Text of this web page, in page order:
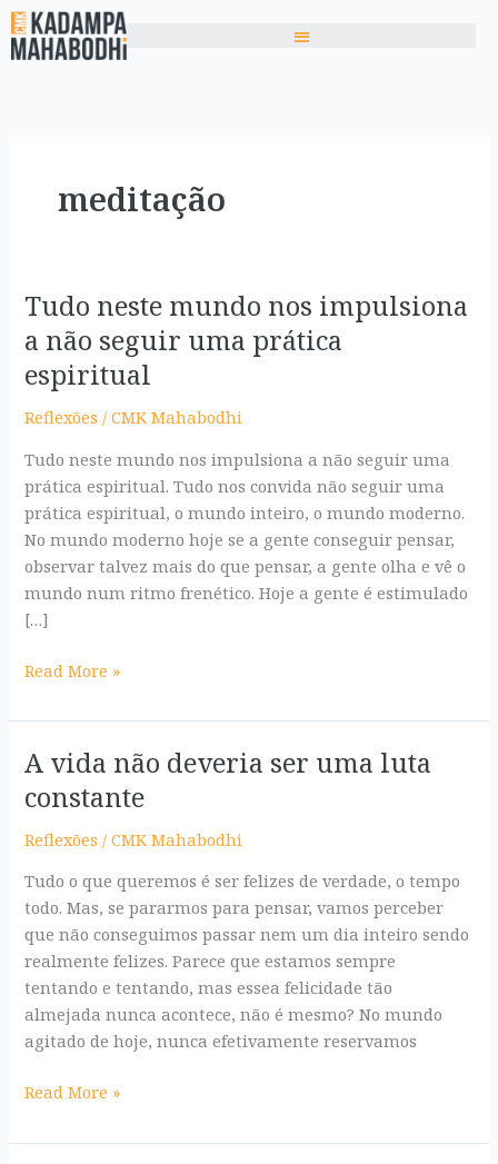
Ir
para
meditação
Tudo neste mundo nos impulsiona
a não seguir uma prática
espiritual
Reflexões /CMK Mahabodhi
Tudo neste mundo nos impulsiona a não seguir uma
prática espiritual. Tudo nos convida não seguir uma
prática espiritual, o mundo inteiro, o mundo moderno.
No mundo moderno hoje se a gente conseguir pensar,
observar talvez mais do que pensar, a gente olha e vê o
mundo num ritmo frenético. Hoje a gente é estimulado
[…]
Tudo
neste
mundo
nos
impulsiona
não
seguir
uma
prática
espiritual
Read More »
A vida não deveria ser uma luta
constante
Reflexões /CMK Mahabodhi
Tudo o que queremos é ser felizes de verdade, o tempo
todo. Mas, se pararmos para pensar, vamos perceber
que não conseguimos passar nem um dia inteiro sendo
realmente felizes. Parece que estamos sempre
tentando e tentando, mas essea felicidade tão
almejada nunca acontece, não é mesmo? No mundo
agitado de hoje, nunca efetivamente reservamos
A
não
deveria
uma
luta
constante
Read More »